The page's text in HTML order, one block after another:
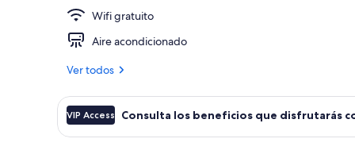
Wifi gratuito
Aire acondicionado
Ver todos
VIP Access Consulta los beneficios que disfrutarás